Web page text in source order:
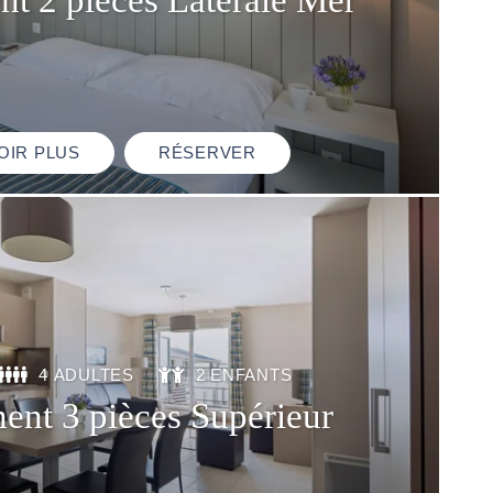
PLUS RÉSERVER
3 pièces Supérieur
4 ADULTES 2 ENFANTS